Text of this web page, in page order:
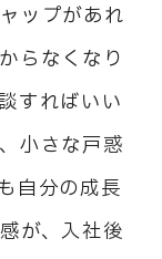
ップがあれ
らなくなり
すればいい
小さな戸惑
自分の成長
が、入社後